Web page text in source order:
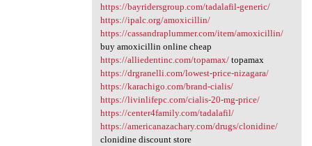
https://bayridersgroup.com/tadalafil-generic/
https://ipalc.org/amoxicillin/
https://cassandraplummer.com/item/amoxicillin/
buy amoxicillin online cheap
https://alliedentinc.com/topamax/topamax
https://drgranelli.com/lowest-price-nizagara/
https://karachigo.com/brand-cialis/
https://livinlifepc.com/cialis-20-mg-price/
https://center4family.com/tadalafil/
https://americanazachary.com/drugs/clonidine/
clonidine discount store